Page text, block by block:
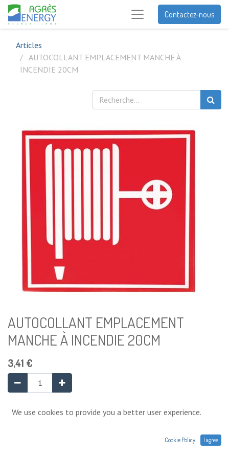
Contactez-nous
Articles
AUTOCOLLANT EMPLACEMENT MANCHE À
INCENDIE 20CM
AUTOCOLLANT EMPLACEMENT
MANCHE À INCENDIE 20CM
3,41 €
Ajouter au panier
We use cookies to provide you a better user experience.
Cookie Policy I agree